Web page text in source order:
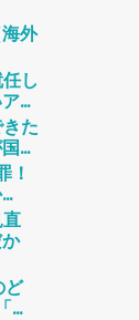
外
し
...
た
...
！
ど
...